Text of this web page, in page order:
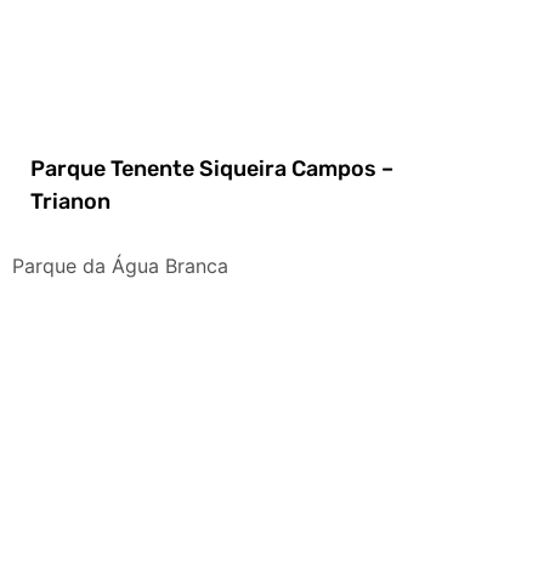
Parque Tenente Siqueira Campos –
Trianon
Parque da Água Branca